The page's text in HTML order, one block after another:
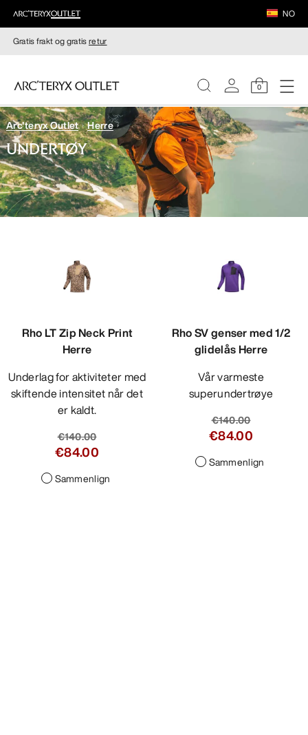
NO
Gratis frakt og gratisretur
0
DAMER
HERRER
Arc'teryx Outlet Herre
UNDERTØY
Rho LT Zip Neck Print
Herre
Underlag for aktiviteter med
skiftende intensitet når det
er kaldt.
€140.00
€84.00
Sammenlign
Rho SV genser med 1/2
glidelås Herre
Vår varmeste
superundertrøye
€140.00
€84.00
Sammenlign